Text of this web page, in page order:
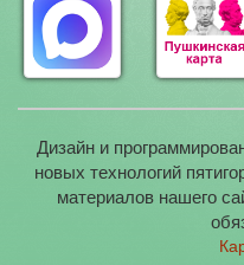
Дизайн и
новых технологий
материалов нашего